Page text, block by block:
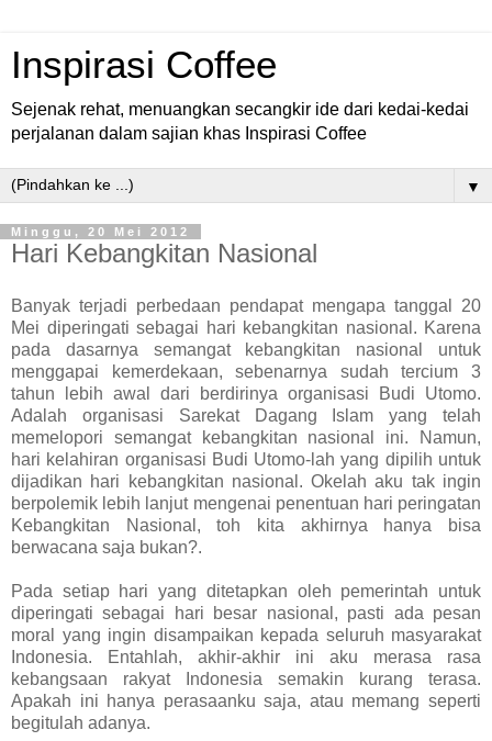
Inspirasi Coffee
Sejenak rehat, menuangkan secangkir ide dari kedai-kedai
perjalanan dalam sajian khas Inspirasi Coffee
▼
Minggu, 20 Mei 2012
Hari Kebangkitan Nasional
Banyak terjadi perbedaan pendapat mengapa tanggal 20
Mei diperingati sebagai hari kebangkitan nasional. Karena
pada dasarnya semangat kebangkitan nasional untuk
menggapai kemerdekaan, sebenarnya sudah tercium 3
tahun lebih awal dari berdirinya organisasi Budi Utomo.
Adalah organisasi Sarekat Dagang Islam yang telah
memelopori semangat kebangkitan nasional ini. Namun,
hari kelahiran organisasi Budi Utomo-lah yang dipilih untuk
dijadikan hari kebangkitan nasional. Okelah aku tak ingin
berpolemik lebih lanjut mengenai penentuan hari peringatan
Kebangkitan Nasional, toh kita akhirnya hanya bisa
berwacana saja bukan?.
Pada setiap hari yang ditetapkan oleh pemerintah untuk
diperingati sebagai hari besar nasional, pasti ada pesan
moral yang ingin disampaikan kepada seluruh masyarakat
Indonesia. Entahlah, akhir-akhir ini aku merasa rasa
kebangsaan rakyat Indonesia semakin kurang terasa.
Apakah ini hanya perasaanku saja, atau memang seperti
begitulah adanya.